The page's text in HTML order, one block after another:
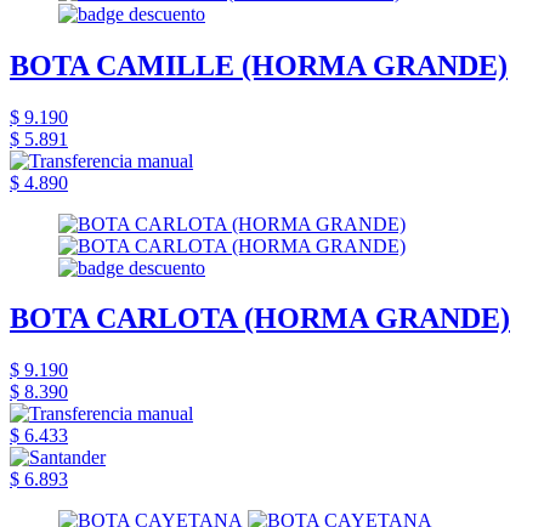
BOTA CAMILLE (HORMA GRANDE)
$ 9.190
$ 5.891
$ 4.890
BOTA CARLOTA (HORMA GRANDE)
$ 9.190
$ 8.390
$ 6.433
$ 6.893